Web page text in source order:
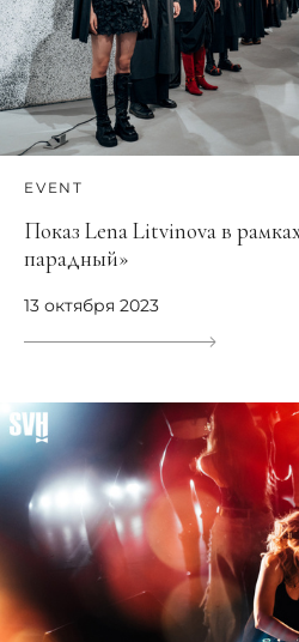
EVENT
Показ Lena Litvinova в
парадный»
13 октября 2023